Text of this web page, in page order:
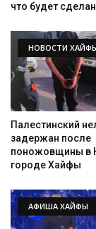
что будет
НОВОСТИ
Палестинский
задержан после
поножовщины в
городе Хайфы
АФИША ХАЙФЫ